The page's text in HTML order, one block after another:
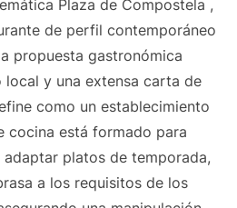
Plaza de Compostela ,
de perfil contemporáneo
propuesta gastronómica
y una extensa carta de
como un establecimiento
cocina está formado para
platos de temporada,
a los requisitos de los